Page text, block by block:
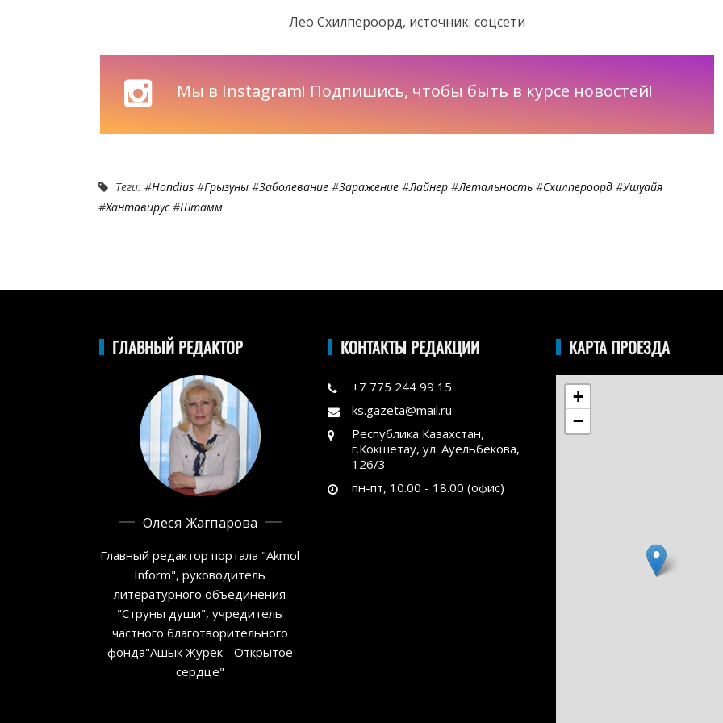
Лео Схилпероорд, источник: соцсети
Мы в Instagram! Подпишись, чтобы быть в курсе новостей!
Теги: #Hondius #Грызуны #Заболевание #Заражение #Лайнер #Летальность #Схилпероорд #Ушуайя
#Хантавирус#Штамм
ГЛАВНЫЙ РЕДАКТОР
Олеся Жагпарова
Главный редактор портала "Akmol
Inform", руководитель
литературного объединения
"Струны души", учредитель
частного благотворительного
фонда"Ашык Журек - Открытое
сердце"
КОНТАКТЫ РЕДАКЦИИ
+7 775 244 99 15
ks.gazeta@mail.ru
Республика Казахстан,
г.Кокшетау, ул. Ауельбекова,
126/3
пн-пт, 10.00 - 18.00 (офис)
КАРТА ПРОЕЗДА
+
−